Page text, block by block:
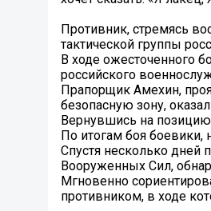
Противник, стремясь
тактической группы
В ходе ожесточенного
российского
Прапорщик Амехин,
безопасную зону,
Вернувшись на
По итогам боя боевики,
Спустя несколько дней
Вооруженных Сил,
Мгновенно
противником, в ходе